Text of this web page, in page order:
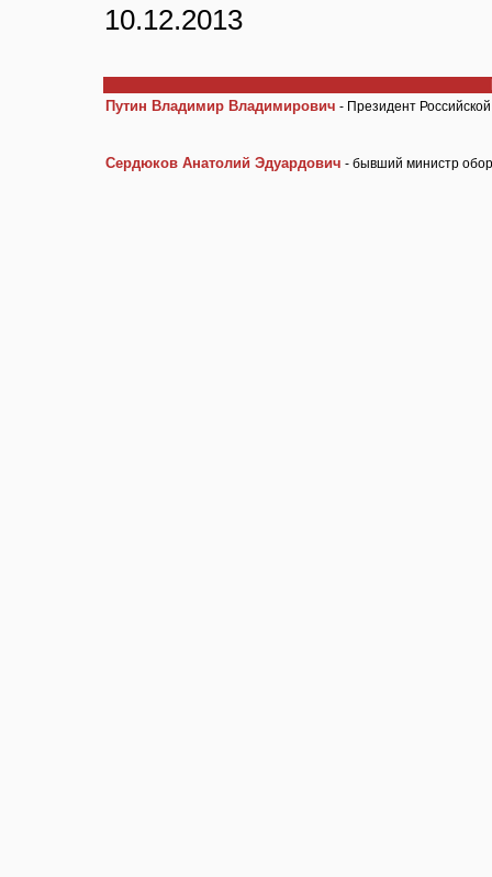
10.12.2013
Путин Владимир Владимирович - Президент
Сердюков Анатолий Эдуардович - бывший министр